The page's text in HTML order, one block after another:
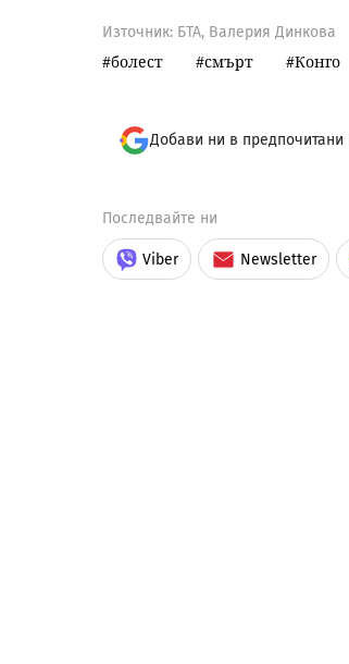
Източник: БТА, Валерия Динкова
болест смърт Конго
Добави ни в предпочитани
Последвайте ни
Viber Newsletter